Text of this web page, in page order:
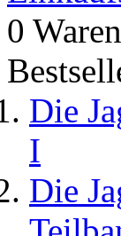
0 Waren
Die
I
Die